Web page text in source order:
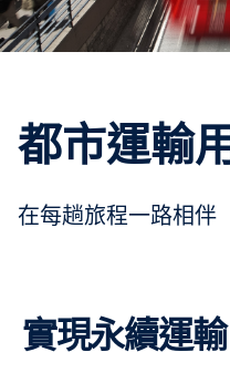
都市運輸
在每趟旅程一路相伴
實現永續運輸